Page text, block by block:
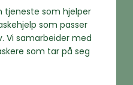
tjeneste som hjelper
som passer
Vi samarbeider med
som tar på seg